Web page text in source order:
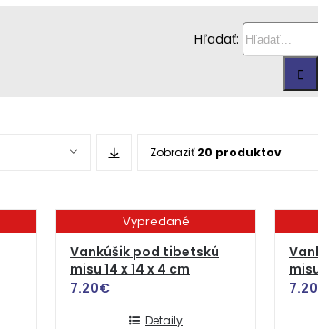
Hľadať:
Zobraziť20 produktov
Vypredané
Vankúšik pod tibetskú
misu 14 x 14 x 4 cm
7.20€
Detaily
7.20